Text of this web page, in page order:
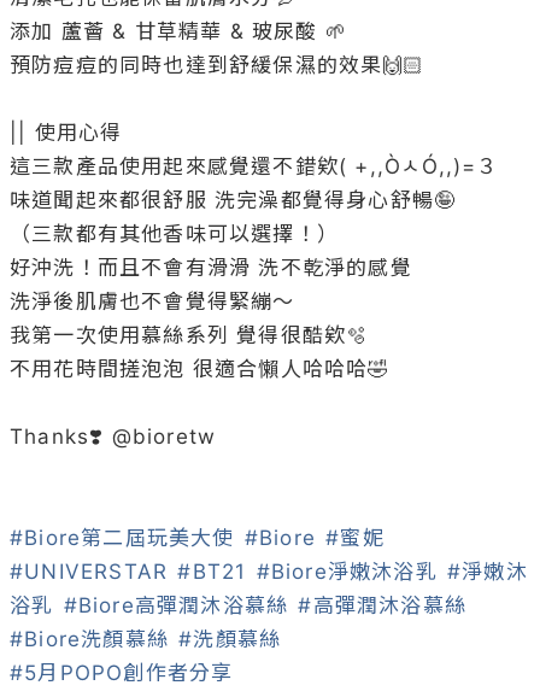
添加 蘆薈 & 甘草精華 & 玻尿酸 🌱
預防痘痘的同時也達到舒緩保濕的效果🙌🏻
|| 使用心得
這三款產品使用起來感覺還不錯欸( +,,ÒㅅÓ,,)=３
味道聞起來都很舒服 洗完澡都覺得身心舒暢🤪
（三款都有其他香味可以選擇！）
好沖洗！而且不會有滑滑 洗不乾淨的感覺
洗淨後肌膚也不會覺得緊繃～
我第一次使用慕絲系列 覺得很酷欸🫧
不用花時間搓泡泡 很適合懶人哈哈哈🤣
Thanks❣️ @bioretw
#Biore第二屆玩美大使 #Biore #蜜妮
#UNIVERSTAR #BT21 #Biore淨嫩沐浴乳 #淨嫩沐
浴乳 #Biore高彈潤沐浴慕絲 #高彈潤沐浴慕絲
#Biore洗顏慕絲 #洗顏慕絲
#5月POPO創作者分享